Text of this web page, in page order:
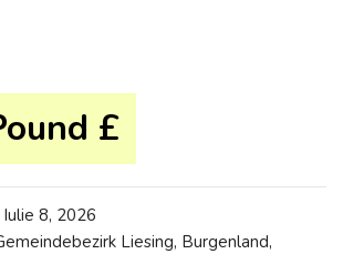
£
Iulie 8, 2026
Liesing, Burgenland,